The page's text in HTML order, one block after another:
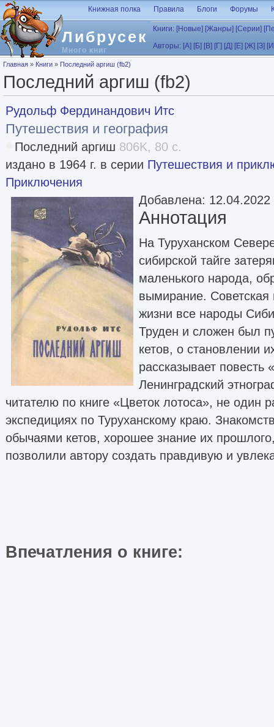
Перейти к основному содержанию
Либрусек
Много книг
Книжная полка Правила Блоги Форумы
Книги: [Новые] [Жанры] [Серии]
Авторы: [А] [Б] [В] [Г] [Д] [Е] [Ж] [З]
Вы здесь
Главная » Книги » Последний аргиш (fb2)
Последний аргиш (fb2)
Рудольф Фердинандович Итс
Путешествия и география
Последний аргиш 806K, 80 с.
издано в 1964 г. в серии Путешествия и
Приключения
Добавлена: 12.04.2022
Аннотация
На Туруханском
сибирской тайге
маленького народа,
вымирание. Советская
жизни все народы
Труден и сложен был
кетов, о становлении
рассказывает
Ленинградский
читателю по книге «Цветок лотоса», не один
экспедициях по Туруханскому краю.
обычаями кетов, хорошее знание их
позволили автору создать правдивую и
Впечатления о книге: